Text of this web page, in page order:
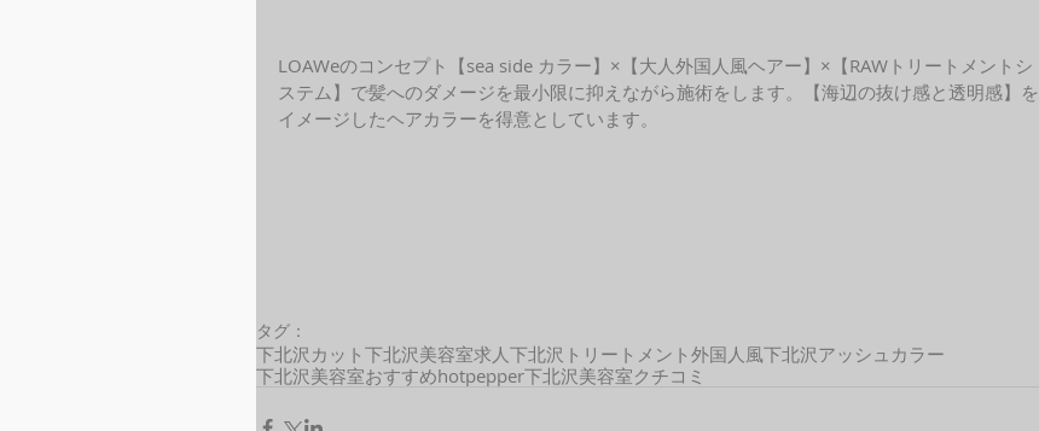
LOAWeのコンセプト【sea side カラー】×【大人外国人風ヘアー】×【RAWトリートメントシ
ステム】で髪へのダメージを最小限に抑えながら施術をします。【海辺の抜け感と透明感】を
イメージしたヘアカラーを得意としています。
タグ：
下北沢カット 下北沢美容室求人下北沢トリートメント 外国人風下北沢アッシュカラー
下北沢美容室おすすめhotpepper下北沢美容室クチコミ